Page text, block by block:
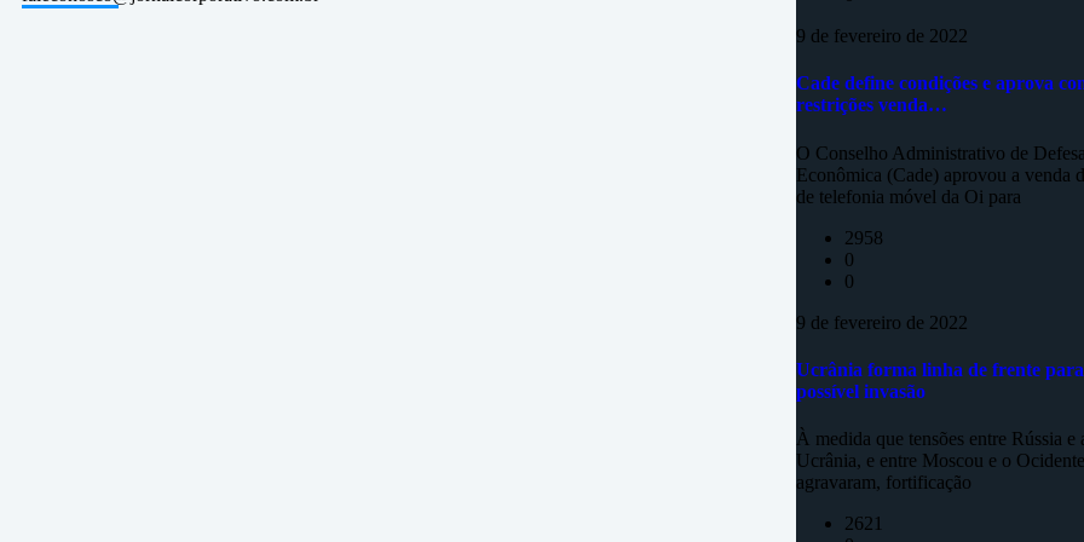
9 de fevereiro de 2022
Cade define condições e aprova
restrições venda…
O Conselho Administrativo de Defesa
Econômica (Cade) aprovou a venda
de telefonia móvel da Oi para
2958
0
0
9 de fevereiro de 2022
Ucrânia forma linha de frente para
possível invasão
À medida que tensões entre Rússia e
Ucrânia, e entre Moscou e o
agravaram, fortificação
2621